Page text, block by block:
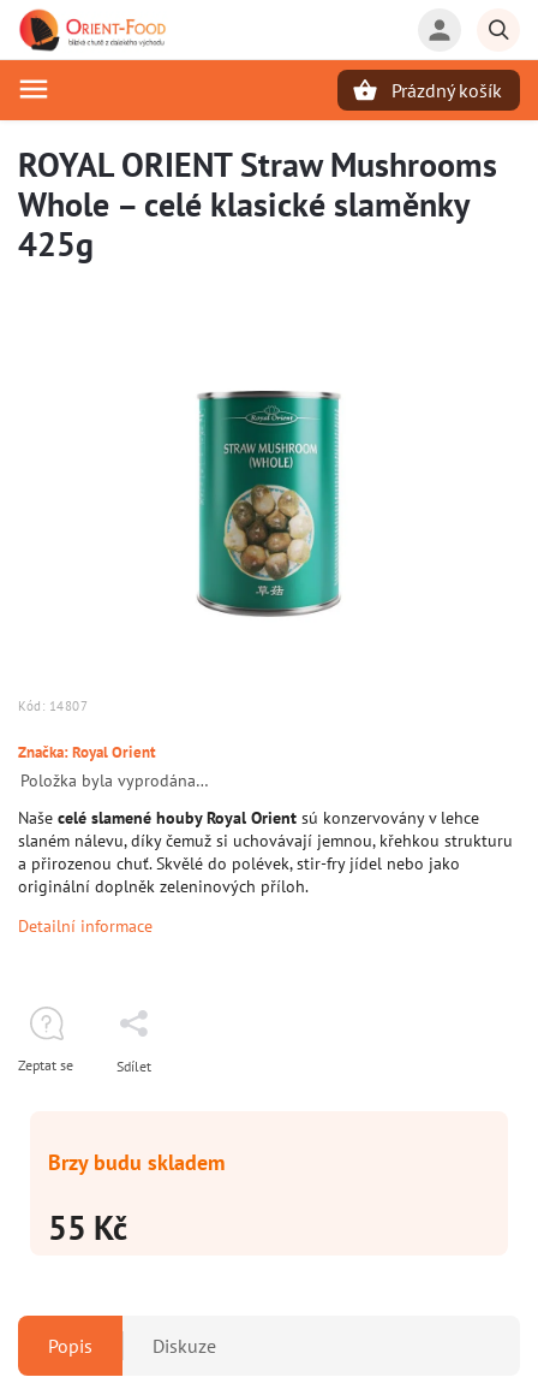
Prázdný košík
ROYAL ORIENT Straw Mushrooms
Whole – celé klasické slaměnky
425g
Kód: 14807
Značka:Royal Orient
55 Kč
Brzy budu skladem
Položka byla vyprodána…
Naše celé slamené houby Royal Orient sú konzervovány v lehce
slaném nálevu, díky čemuž si uchovávají jemnou, křehkou strukturu
a přirozenou chuť. Skvělé do polévek, stir‑fry jídel nebo jako
originální doplněk zeleninových příloh.
Detailní informace
Zeptat se Sdílet
Popis Diskuze